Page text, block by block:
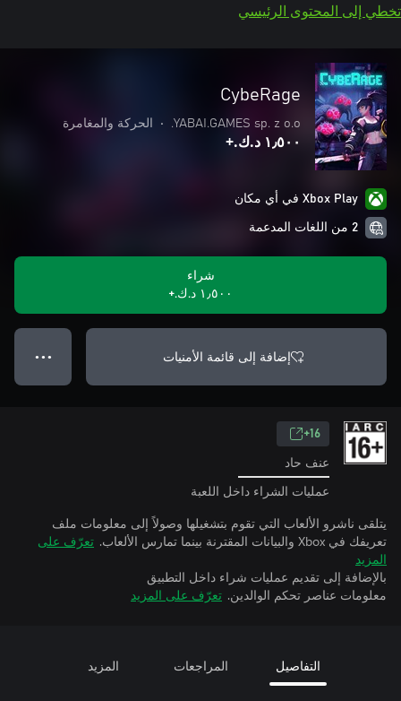
تخطي إلى المحتوى الرئيسي
CybeRage
YABAI.GAMES sp. z o.o.
• الحركة والمغامرة
١٫٥٠٠ د.ك.‏+
Xbox Play في أي مكان
2 من اللغات المدعمة
شراء
١٫٥٠٠ د.ك.‏+
إضافة إلى قائمة الأمنيات ● ● ●
16+
عنف حاد
عمليات الشراء داخل اللعبة
يتلقى ناشرو الألعاب التي تقوم بتشغيلها وصولاً إلى معلومات ملف
تعريفك في Xbox والبيانات المقترنة بينما تمارس الألعاب.
تعرّف على
المزيد
بالإضافة إلى تقديم عمليات شراء داخل التطبيق
معلومات عناصر تحكم الوالدين. تعرّف على المزيد
التفاصيل المراجعات المزيد